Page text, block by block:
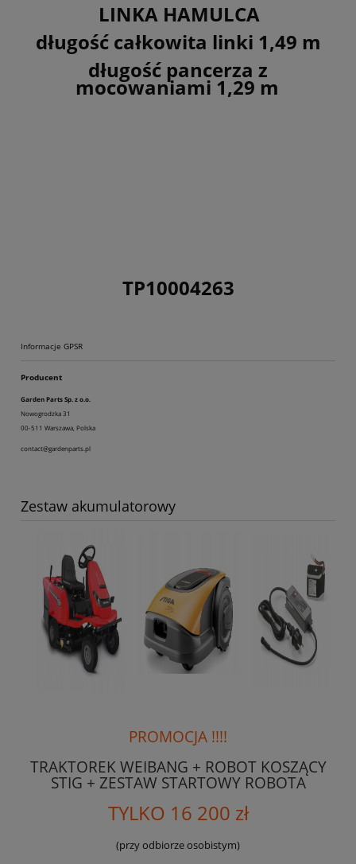
LINKA HAMULCA
długość całkowita linki 1,49 m
długość pancerza z
mocowaniami 1,29 m
TP10004263
Informacje GPSR
Producent
Garden Parts Sp. z o.o.
Nowogrodzka 31
00-511 Warszawa, Polska
contact@gardenparts.pl
Zestaw akumulatorowy
PROMOCJA !!!!
TRAKTOREK WEIBANG + ROBOT KOSZĄCY
STIG + ZESTAW STARTOWY ROBOTA
TYLKO 16 200 zł
(przy odbiorze osobistym)